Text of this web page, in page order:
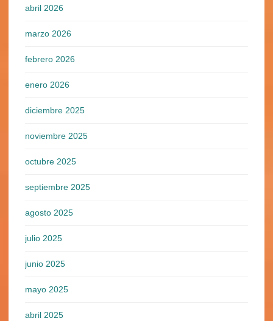
abril 2026
marzo 2026
febrero 2026
enero 2026
diciembre 2025
noviembre 2025
octubre 2025
septiembre 2025
agosto 2025
julio 2025
junio 2025
mayo 2025
abril 2025